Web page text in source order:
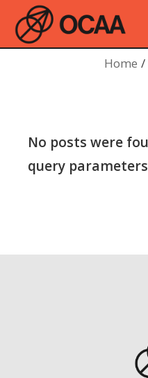
Home
No posts were
query